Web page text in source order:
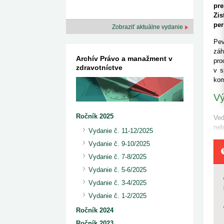
Ministerstvo zdravotníctva zverejnilo aktualizovaný
zoznam kategori...
29. 6. 2026
redakcia
29. 6. 2026
redakcia
Výzva na podporu dostupnosti zdravotnej
starostlivosti v centrách z...
22. 6. 2026
redakcia
Od 1. augusta 2026 sa
implementáciu nových
knižke
v
Zobraziť aktuálne vydanie
Archív Právo a manažment v
zdravotníctve
Ročník 2025
Vydanie č. 11-12/2025
Vydanie č. 9-10/2025
Vydanie č. 7-8/2025
Vydanie č. 5-6/2025
Vydanie č. 3-4/2025
Vydanie č. 1-2/2025
Ročník 2024